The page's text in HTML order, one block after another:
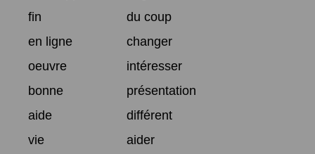
fin
du coup
en ligne
changer
oeuvre
intéresser
bonne
présentation
aide
différent
vie
aider